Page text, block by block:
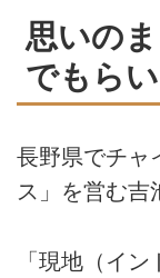
思いの
でもら
長野県でチャ
ス」を営む吉
「現地（イ